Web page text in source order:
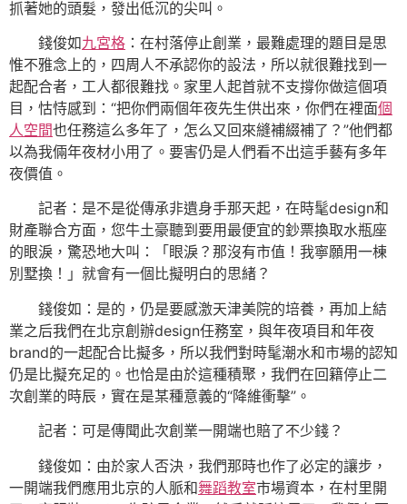
抓著她的頭髮，發出低沉的尖叫。
錢俊如九宮格 ：在村落停止創業，最難處理的題目是思
惟不雅念上的，四周人不承認你的設法，所以就很難找到一
起配合者，工人都很難找。家里人起首就不支撐你做這個項
目，怙恃感到：“把你們兩個年夜先生供出來，你們在裡面個
人空間也任務這么多年了，怎么又回來縫補綴補了？”他們都
以為我倆年夜材小用了。要害仍是人們看不出這手藝有多年
夜價值。
記者：是不是從傳承非遺身手那天起，在時髦design和
財產聯合方面，您牛土豪聽到要用最便宜的鈔票換取水瓶座
的眼淚，驚恐地大叫：「眼淚？那沒有市值！我寧願用一棟
別墅換！」就會有一個比擬明白的思緒？
錢俊如：是的，仍是要感激天津美院的培養，再加上結
業之后我們在北京創辦design任務室，與年夜項目和年夜
brand的一起配合比擬多，所以我們對時髦潮水和市場的認知
仍是比擬充足的。也恰是由於這種積聚，我們在回籍停止二
次創業的時辰，實在是某種意義的“降維衝擊”。
記者：可是傳聞此次創業一開端也賠了不少錢？
錢俊如：由於家人否決，我們那時也作了必定的讓步，
一開端我們應用北京的人脈和舞蹈教室市場資本，在村里開